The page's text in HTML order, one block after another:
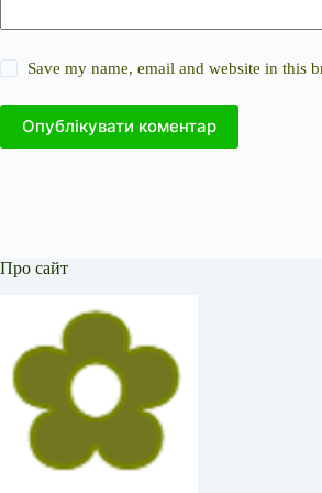
Save my name, email and website in this
Опублікувати коментар
Про сайт